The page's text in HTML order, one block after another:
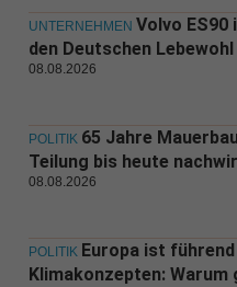
UNTERNEHMEN Volvo ES90
den Deutschen
08.08.2026
POLITIK 65 Jahre
Teilung bis heute
08.08.2026
POLITIK Europa ist
Klimakonzepten: